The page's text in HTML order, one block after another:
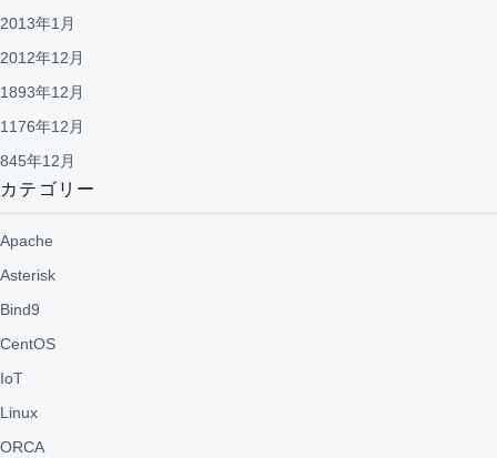
2013年1月
2012年12月
1893年12月
1176年12月
845年12月
カテゴリー
Apache
Asterisk
Bind9
CentOS
IoT
Linux
ORCA